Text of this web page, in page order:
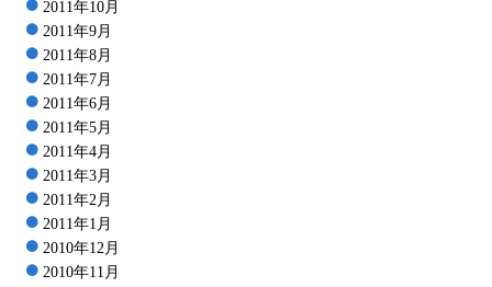
2011年10月
2011年9月
2011年8月
2011年7月
2011年6月
2011年5月
2011年4月
2011年3月
2011年2月
2011年1月
2010年12月
2010年11月